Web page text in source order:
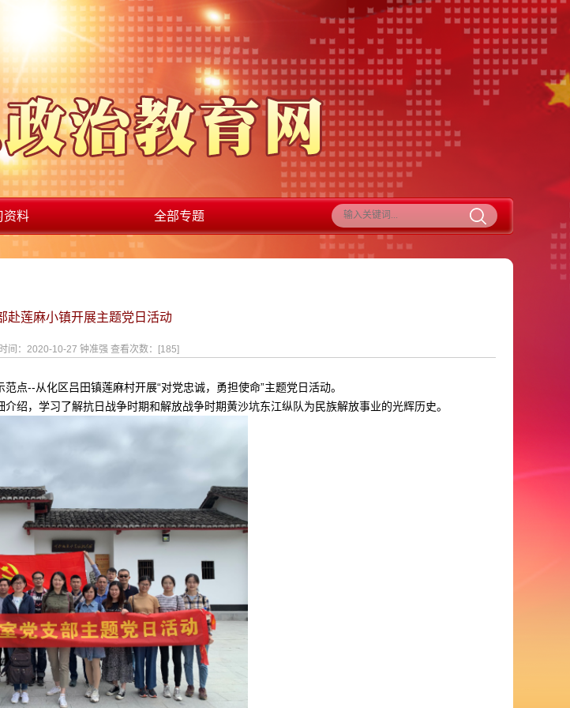
资料 全部专题
赴莲麻小镇开展主题党日活动
间：2020-10-27 钟准强 查看次数：[185]
点--从化区吕田镇莲麻村开展“对党忠诚，勇担使命”主题党日活动。
绍，学习了解抗日战争时期和解放战争时期黄沙坑东江纵队为民族解放事业的光辉历史。